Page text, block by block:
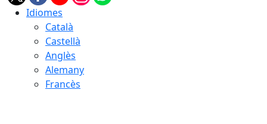
Idiomes
Català
Castellà
Anglès
Alemany
Francès